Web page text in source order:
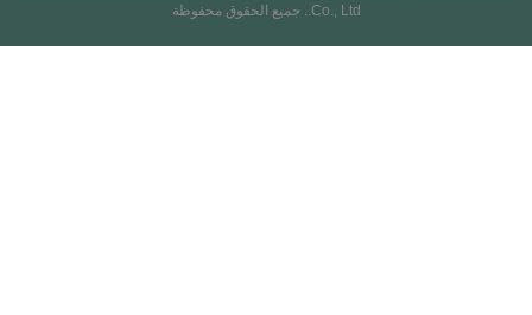
Co., Ltd.. جميع الحقوق محفوظة